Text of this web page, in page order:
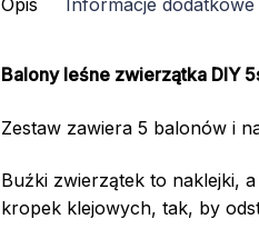
Balony leśne zwierzątka DIY
Zestaw zawiera 5 balonów i
Buźki zwierzątek to naklejki,
kropek klejowych, tak, by